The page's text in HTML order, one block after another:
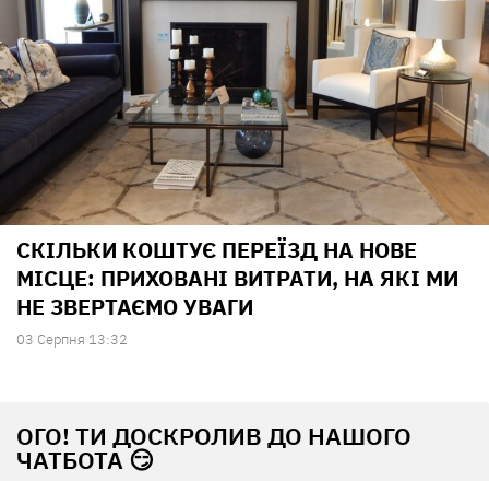
СКІЛЬКИ КОШТУЄ ПЕРЕЇЗД НА НОВЕ
МІСЦЕ: ПРИХОВАНІ ВИТРАТИ, НА ЯКІ МИ
НЕ ЗВЕРТАЄМО УВАГИ
03 Серпня 13:32
ОГО! ТИ ДОСКРОЛИВ ДО НАШОГО
ЧАТБОТА 😏